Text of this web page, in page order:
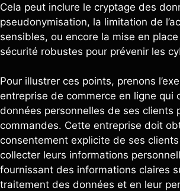
Cela peut inclure le cryptage des
pseudonymisation, la limitation de
sensibles, ou encore la mise en
sécurité robustes pour prévenir les
Pour illustrer ces points, prenons
entreprise de commerce en ligne qui
données personnelles de ses clients
commandes. Cette entreprise doit
consentement explicite de ses
collecter leurs informations
fournissant des informations claires
traitement des données et en leur